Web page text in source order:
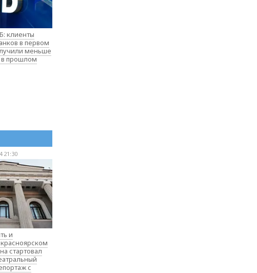
клиенты
в первом
меньше
прошлом
21:30
и
стартовал
с